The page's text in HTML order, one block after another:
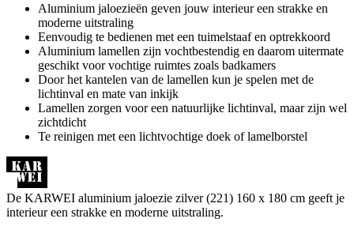
Aluminium jaloezieën geven jouw interieur een strakke en
moderne uitstraling
Eenvoudig te bedienen met een tuimelstaaf en optrekkoord
Aluminium lamellen zijn vochtbestendig en daarom uitermate
geschikt voor vochtige ruimtes zoals badkamers
Door het kantelen van de lamellen kun je spelen met de
lichtinval en mate van inkijk
Lamellen zorgen voor een natuurlijke lichtinval, maar zijn wel
zichtdicht
Te reinigen met een lichtvochtige doek of lamelborstel
De KARWEI aluminium jaloezie zilver (221) 160 x 180 cm geeft je
interieur een strakke en moderne uitstraling.